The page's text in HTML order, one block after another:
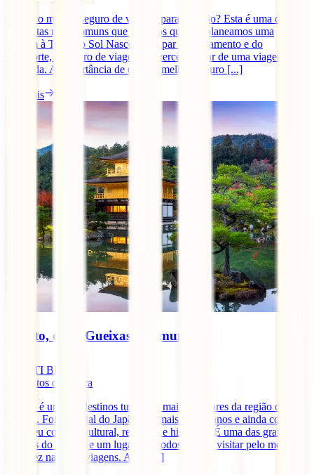
Qual é o melhor seguro de viagem para o Japão? Esta é uma das
perguntas mais comuns que fazemos quando planeamos uma
viagem à Terra do Sol Nascente. A par do alojamento e do
transporte, o seguro de viagem é o terceiro pilar de uma viagem bem
sucedida. A importância de obter o melhor seguro [...]
Ler mais
Quioto, entre Gueixas e Samurais
IATI Blog
minutos de leitura
Quioto é um dos destinos turísticos mais populares da região de
Kansai. Foi a capital do Japão por mais de mil anos e ainda continua
a ser seu coração cultural, religioso e histórico. É uma das grandes
cidades do mundo e um lugar que todos devem visitar pelo menos
uma vez nas suas viagens. Aqui [...]